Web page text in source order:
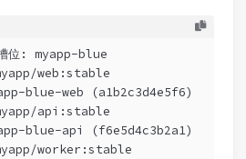
位: myapp-blue
web:stable
blue-web (a1b2c3d4e5f6)
api:stable
blue-api (f6e5d4c3b2a1)
worker:stable